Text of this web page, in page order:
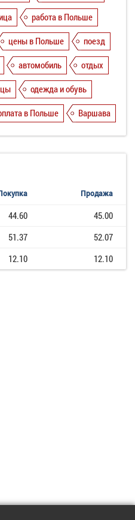
работа в Польше
цены в Польше
поезд
автомобиль
отдых
одежда и обувь
в Польше Варшава
Продажа
44.60
45.00
51.37
52.07
12.10 12.10